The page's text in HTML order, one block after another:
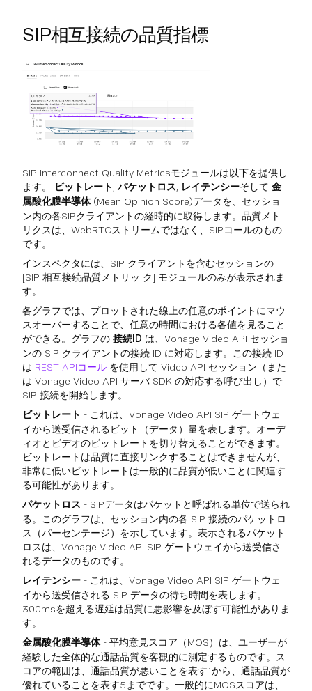
SIP相互接続の品質指標
SIP Interconnect Quality Metricsモジュールは以下を提供し
ます。
ビットレート, パケットロス, レイテンシーそして 金
属酸化膜半導体(Mean Opinion Score)データを、セッショ
ン内の各SIPクライアントの経時的に取得します。品質メト
リクスは、WebRTCストリームではなく、SIPコールのもの
です。
インスペクタには、SIP クライアントを含むセッションの
[SIP 相互接続品質メトリッ ク] モジュールのみが表示されま
す。
各グラフでは、プロットされた線上の任意のポイントにマウ
スオーバーすることで、任意の時間における各値を見ること
ができる。グラフの 接続ID は、Vonage Video API セッショ
ンの SIP クライアントの接続 ID に対応します。この接続 ID
は REST APIコール を使用して Video API セッション（また
は Vonage Video API サーバ SDK の対応する呼び出し）で
SIP 接続を開始します。
ビットレート - これは、Vonage Video API SIP ゲートウェ
イから送受信されるビット（データ）量を表します。オーデ
ィオとビデオのビットレートを切り替えることができます。
ビットレートは品質に直接リンクすることはできませんが、
非常に低いビットレートは一般的に品質が低いことに関連す
る可能性があります。
パケットロス - SIPデータはパケットと呼ばれる単位で送られ
る。このグラフは、セッション内の各 SIP 接続のパケットロ
ス（パーセンテージ）を示しています。表示されるパケット
ロスは、Vonage Video API SIP ゲートウェイから送受信さ
れるデータのものです。
レイテンシー - これは、Vonage Video API SIP ゲートウェ
イから送受信される SIP データの待ち時間を表します。
300msを超える遅延は品質に悪影響を及ぼす可能性がありま
す。
金属酸化膜半導体- 平均意見スコア（MOS）は、ユーザーが
経験した全体的な通話品質を客観的に測定するものです。ス
コアの範囲は、通話品質が悪いことを表す1から、通話品質が
優れていることを表す5までです。一般的にMOSスコアは、